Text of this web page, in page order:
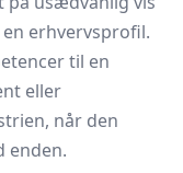
erhvervsprofil.
til en
eller
når den
enden.